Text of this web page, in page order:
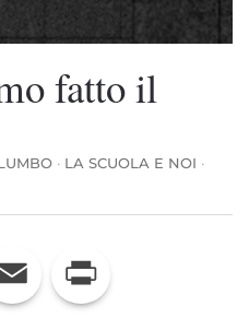
fatto il
· LA SCUOLA E NOI ·
Email